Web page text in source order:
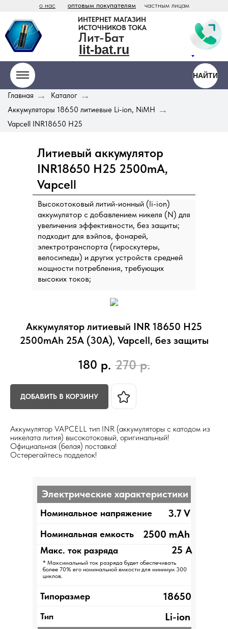
ИНТЕРНЕТ МАГАЗИН
teries
hium
о нас оптовым покупателям частным лицам
lit bat
- .ru
Лит-Бат
ИСТОЧНИКОВ ТОКА
lit-bat.ru
НАЙТИ
Главная → Каталог →
Аккумуляторы 18650 литиевые Li-ion, NiMH →
Vapcell INR18650 H25
Литиевый аккумулятор
INR18650 H25 2500mA,
Vapcell
Высокотоковый литий-ионный (li-ion)
аккумулятор с добавлением никеля (N) для
увеличения эффективности, без защиты;
подходит для вэйпов, фонарей,
электротранспорта (гироскутеры,
велосипеды) и других устройств средней
мощности потребления, требующих
высоких токов;
Аккумулятор литиевый INR 18650 H25
2500mAh 25A (30A), Vapcell, без защиты
180 р. 270 р.
ДОБАВИТЬ В КОРЗИНУ
Аккумулятор VAPCELL тип INR (аккумуляторы с катодом из
никелата лития) высокотоковый, оригинальный!
Официальная (белая) поставка!
Остерегайтесь подделок!
Электрические характеристики
3.7 V
2500 mAh
25 A
18650
Li-ion
* Максимальный ток разряда будет обеспечивать
более 70% его номинальной емкости для минимум 300
циклов.
Номинальное напряжение
Номинальная емкость
Макс. ток разряда
Типоразмер
Тип